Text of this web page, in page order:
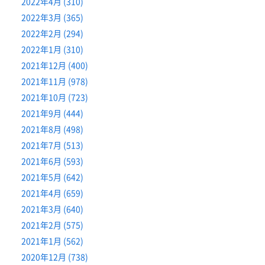
2022年3月 (365)
2022年2月 (294)
2022年1月 (310)
2021年12月 (400)
2021年11月 (978)
2021年10月 (723)
2021年9月 (444)
2021年8月 (498)
2021年7月 (513)
2021年6月 (593)
2021年5月 (642)
2021年4月 (659)
2021年3月 (640)
2021年2月 (575)
2021年1月 (562)
2020年12月 (738)